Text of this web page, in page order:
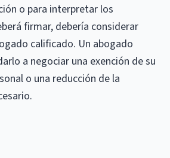
o para interpretar los
firmar, debería considerar
calificado. Un abogado
a negociar una exención de su
o una reducción de la